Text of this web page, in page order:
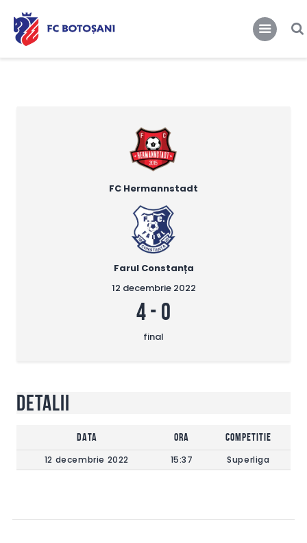
Club
Stiri
FC Hermannstadt
Farul Constanța
12 decembrie 2022
4- 0
final
Detalii
DATA Ora
Competitie
12 decembrie 2022
15:37 Superliga